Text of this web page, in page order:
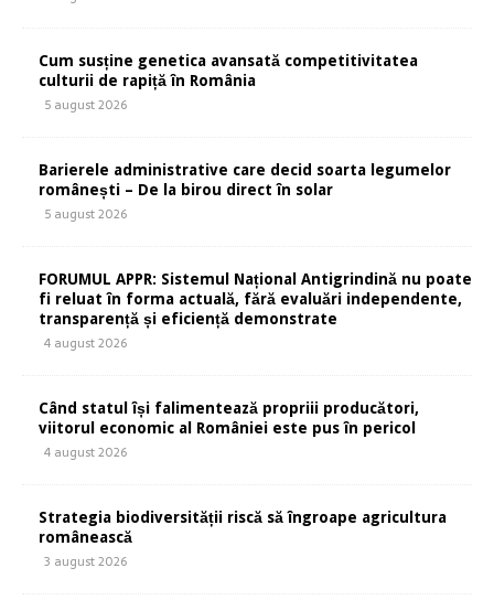
Cum susține genetica avansată competitivitatea
culturii de rapiță în România
5 august 2026
Barierele administrative care decid soarta legumelor
românești – De la birou direct în solar
5 august 2026
FORUMUL APPR: Sistemul Național Antigrindină nu poate
fi reluat în forma actuală, fără evaluări independente,
transparență și eficiență demonstrate
4 august 2026
Când statul își falimentează propriii producători,
viitorul economic al României este pus în pericol
4 august 2026
Strategia biodiversității riscă să îngroape agricultura
românească
3 august 2026